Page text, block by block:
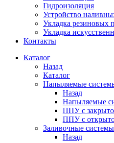
Гидроизоляция
Устройство
Укладка резиновых
Укладка
Контакты
Каталог
Назад
Каталог
Напыляемые
Назад
Напыляемые
ППУ с
ППУ с
Заливочные системы
Назад